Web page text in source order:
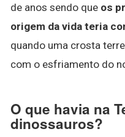
de anos sendo que os
origem da vida teria
quando uma crosta
com o esfriamento do
O que havia na
dinossauros?